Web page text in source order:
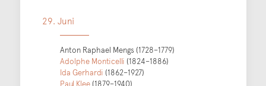
29. Juni
Anton Raphael Mengs (1728–1779)
Adolphe Monticelli (1824–1886)
Ida Gerhardi (1862–1927)
Paul Klee (1879–1940)